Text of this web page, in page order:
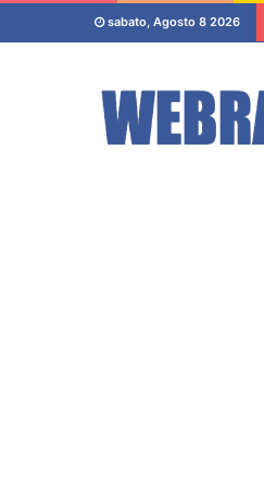
sabato, Agosto 8 2026